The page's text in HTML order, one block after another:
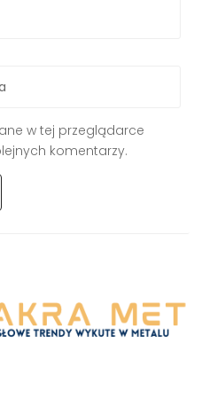
w tej przeglądarce
komentarzy.